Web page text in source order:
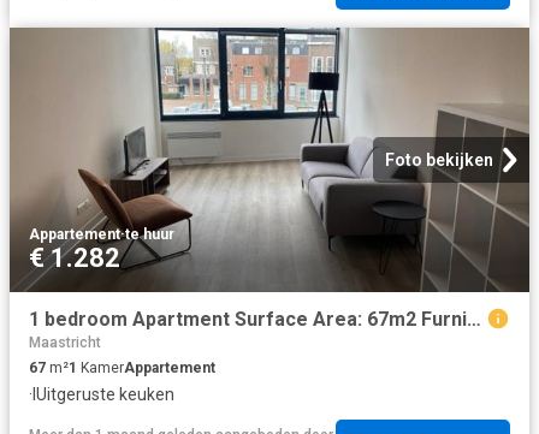
Foto bekijken
Appartement·te huur
€ 1.282
1 bedroom Apartment Surface Area: 67m2 Furnished Available from: 2025 10 01
Maastricht
67 m²1 KamerAppartement
· IUitgeruste keuken